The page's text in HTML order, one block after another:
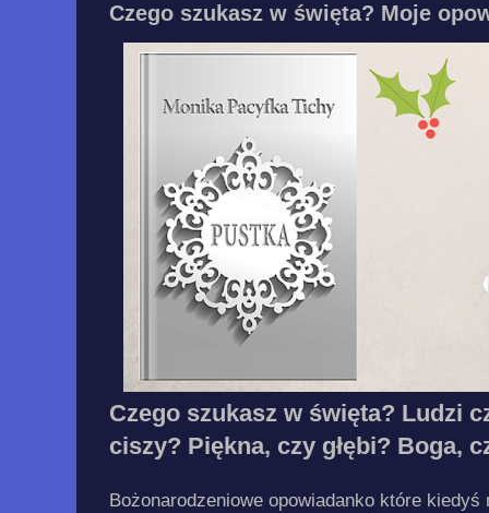
Czego szukasz w święta? Moje
Czego szukasz w święta? Ludzi
ciszy? Piękna, czy głębi? Boga,
Bożonarodzeniowe opowiadanko które kiedyś